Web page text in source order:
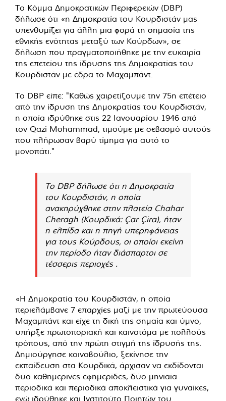
Το Κόμμα Δημοκρατικών Περιφερειών (DBP)
δήλωσε ότι «η Δημοκρατία του Κουρδιστάν μας
υπενθυμίζει για άλλη μια φορά τη σημασία της
εθνικής ενότητας μεταξύ των Κούρδων», σε
δήλωση που πραγματοποιήθηκε με την ευκαιρία
της επετείου της ίδρυσης της Δημοκρατίας του
Κουρδιστάν με έδρα το Μαχαμπάντ.
Το DBP ​​είπε: "Καθώς χαιρετίζουμε την 75η επέτειο
από την ίδρυση της Δημοκρατίας του Κουρδιστάν,
η οποία ιδρύθηκε στις 22 Ιανουαρίου 1946 από
τον Qazi Mohammad, τιμούμε με σεβασμό αυτούς
που πλήρωσαν βαρύ τίμημα για αυτό το
μονοπάτι."
Το DBP δήλωσε ότι η Δημοκρατία
του Κουρδιστάν, η οποία
ανακηρύχθηκε στην πλατεία Chahar
Cheragh (Κουρδικά: Çar Çira), ήταν
η ελπίδα και η πηγή υπερηφάνειας
για τους Κούρδους, οι οποίοι εκείνη
την περίοδο ήταν διάσπαρτοι σε
τέσσερις περιοχές .
«Η Δημοκρατία του Κουρδιστάν, η οποία
περιελάμβανε 7 επαρχίες μαζί με την πρωτεύουσα
Μαχαμπάντ και είχε τη δική της σημαία και ύμνο,
υπήρξε πρωτοποριακή και καινοτόμα με πολλούς
τρόπους, από την πρώτη στιγμή της ίδρυσής της.
Δημιούργησε κοινοβούλιο, ξεκίνησε την
εκπαίδευση στα Κουρδικά, άρχισαν να εκδίδονται
δύο καθημερινές εφημερίδες, δύο μηνιαία
περιοδικά και περιοδικά αποκλειστικά για γυναίκες,
ενώ ιδρύθηκε και Ινστιτούτο Ποιητών του